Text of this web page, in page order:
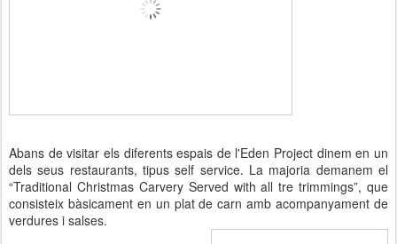
Abans de visitar els diferents espais de l'Eden Project dinem en un
dels seus restaurants, tipus self service. La majoria demanem el
“Traditional Christmas Carvery Served with all tre trimmings”, que
consisteix bàsicament en un plat de carn amb acompanyament de
verdures i salses.